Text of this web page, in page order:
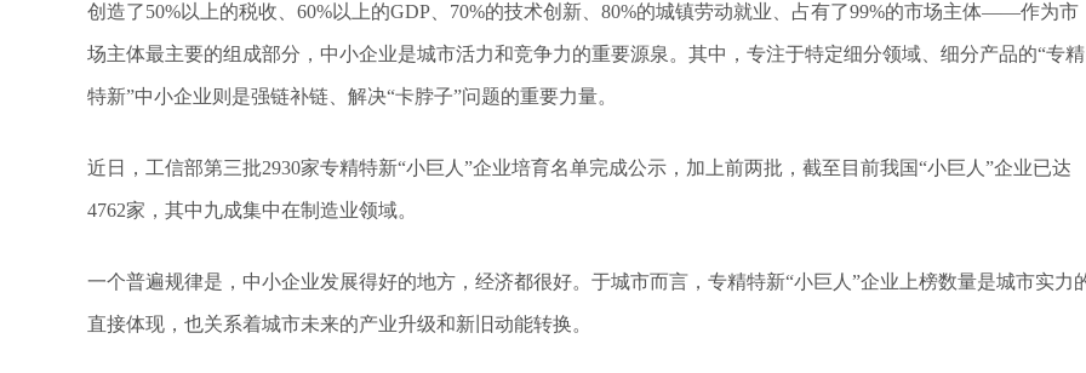
创造了50%以上的税收、60%以上的GDP、70%的技术创新、80%的城镇劳动就业、占有了99%的市场主体——作为市
场主体最主要的组成部分，中小企业是城市活力和竞争力的重要源泉。其中，专注于特定细分领域、细分产品的“专精
特新”中小企业则是强链补链、解决“卡脖子”问题的重要力量。
近日，工信部第三批2930家专精特新“小巨人”企业培育名单完成公示，加上前两批，截至目前我国“小巨人”企业已达
4762家，其中九成集中在制造业领域。
一个普遍规律是，中小企业发展得好的地方，经济都很好。于城市而言，专精特新“小巨人”企业上榜数量是城市实力
直接体现，也关系着城市未来的产业升级和新旧动能转换。